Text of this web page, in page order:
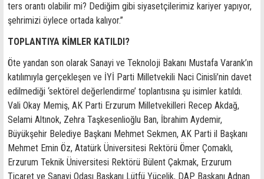
ters orantı olabilir mi? Dediğim gibi siyasetçilerimiz kariyer yapıyor,
şehrimizi öylece ortada kalıyor.”
TOPLANTIYA KİMLER KATILDI?
Öte yandan son olarak Sanayi ve Teknoloji Bakanı Mustafa Varank’ın
katılımıyla gerçekleşen ve İYİ Parti Milletvekili Naci Cinisli’nin davet
edilmediği ‘sektörel değerlendirme’ toplantısına şu isimler katıldı.
Vali Okay Memiş, AK Parti Erzurum Milletvekilleri Recep Akdağ,
Selami Altınok, Zehra Taşkesenlioğlu Ban, İbrahim Aydemir,
Büyükşehir Belediye Başkanı Mehmet Sekmen, AK Parti il Başkanı
Mehmet Emin Öz, Atatürk Üniversitesi Rektörü Ömer Çomaklı,
Erzurum Teknik Üniversitesi Rektörü Bülent Çakmak, Erzurum
Ticaret ve Sanayi Odası Başkanı Lütfü Yücelik, DAP Başkanı Adnan